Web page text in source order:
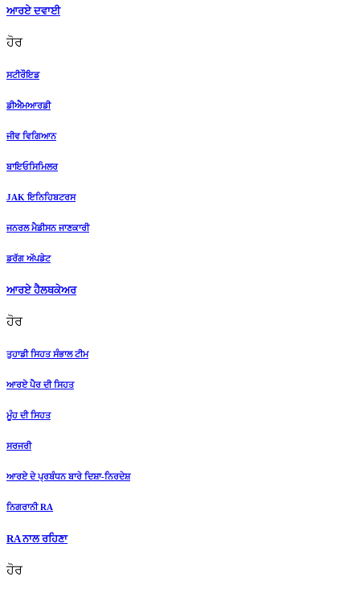
ਆਰਏ ਦਵਾਈ
ਹੋਰ
ਸਟੀਰੌਇਡ
ਡੀਐਮਆਰਡੀ
ਜੀਵ ਵਿਗਿਆਨ
ਬਾਇਓਸਿਮਿਲਰ
JAK ਇਨਿਹਿਬਟਰਸ
ਜਨਰਲ ਮੈਡੀਸਨ ਜਾਣਕਾਰੀ
ਡਰੱਗ ਅੱਪਡੇਟ
ਆਰਏ ਹੈਲਥਕੇਅਰ
ਹੋਰ
ਤੁਹਾਡੀ ਸਿਹਤ ਸੰਭਾਲ ਟੀਮ
ਆਰਏ ਪੈਰ ਦੀ ਸਿਹਤ
ਮੂੰਹ ਦੀ ਸਿਹਤ
ਸਰਜਰੀ
ਆਰਏ ਦੇ ਪ੍ਰਬੰਧਨ ਬਾਰੇ ਦਿਸ਼ਾ-ਨਿਰਦੇਸ਼
ਨਿਗਰਾਨੀ RA
RA ਨਾਲ ਰਹਿਣਾ
ਹੋਰ